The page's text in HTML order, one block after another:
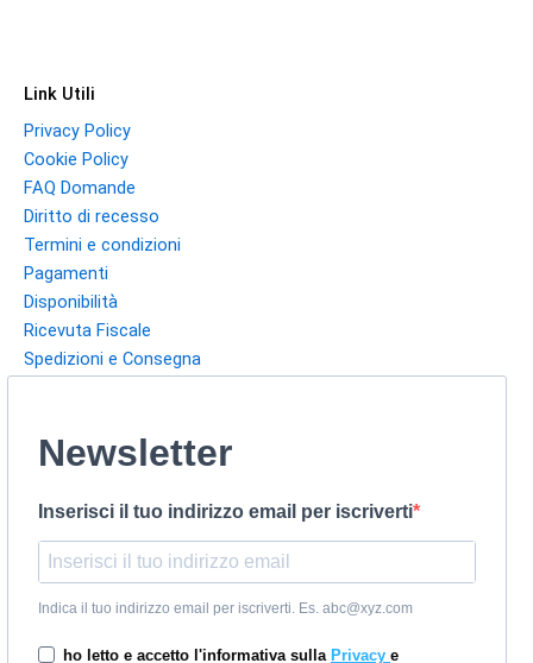
Link Utili
Privacy Policy
Cookie Policy
FAQ Domande
Diritto di recesso
Termini e condizioni
Pagamenti
Disponibilità
Ricevuta Fiscale
Spedizioni e Consegna
Newsletter
Inserisci il tuo indirizzo email per iscriverti
Indica il tuo indirizzo email per iscriverti. Es. abc@xyz.com
ho letto e accetto l'informativa sulla Privacy e